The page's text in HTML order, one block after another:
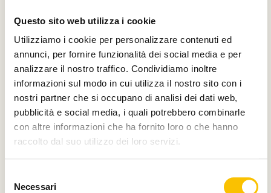
Questo sito web utilizza i cookie
Utilizziamo i cookie per personalizzare contenuti ed
annunci, per fornire funzionalità dei social media e per
analizzare il nostro traffico. Condividiamo inoltre
informazioni sul modo in cui utilizza il nostro sito con i
nostri partner che si occupano di analisi dei dati web,
pubblicità e social media, i quali potrebbero combinarle
con altre informazioni che ha fornito loro o che hanno
raccolto dal suo utilizzo dei loro servizi.
delNecessari
Main partner
Silver partner